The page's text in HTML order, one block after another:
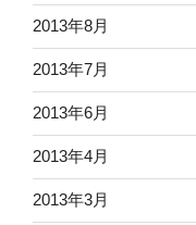
2013年8月
2013年7月
2013年6月
2013年4月
2013年3月